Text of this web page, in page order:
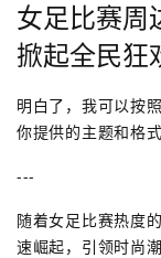
女足比赛周
掀起全民狂
明白了，我可以按
你提供的主题和格
---
随着女足比赛热度
速崛起，引领时尚